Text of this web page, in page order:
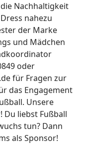
Nachhaltigkeit
nahezu
der Marke
und Mädchen
oder
für Fragen zur
das Engagement
Unsere
Du liebst Fußball
tun? Dann
als Sponsor!